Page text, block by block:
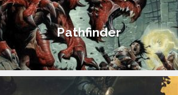
Pathfinder